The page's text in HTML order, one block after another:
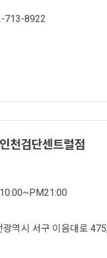
713-8922
천검단센트럴점
광역시 서구 이음대로